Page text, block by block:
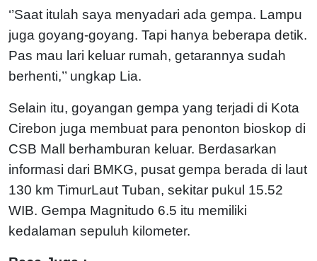
‘’Saat itulah saya menyadari ada gempa. Lampu
juga goyang-goyang. Tapi hanya beberapa detik.
Pas mau lari keluar rumah, getarannya sudah
berhenti,’’ ungkap Lia.
Selain itu, goyangan gempa yang terjadi di Kota
Cirebon juga membuat para penonton bioskop di
CSB Mall berhamburan keluar. Berdasarkan
informasi dari BMKG, pusat gempa berada di laut
130 km TimurLaut Tuban, sekitar pukul 15.52
WIB. Gempa Magnitudo 6.5 itu memiliki
kedalaman sepuluh kilometer.